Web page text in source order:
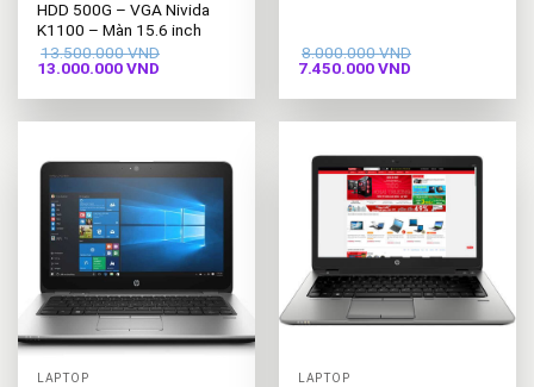
HDD 500G – VGA Nivida
K1100 – Màn 15.6 inch
13.500.000VND
Giá
là:
13.000.000VND
tại
13.000.000 VND.
8.000.000VND
Giá
là:
7.450.000VND
tại
7.450.000 VND.
LAPTOP LAPTOP